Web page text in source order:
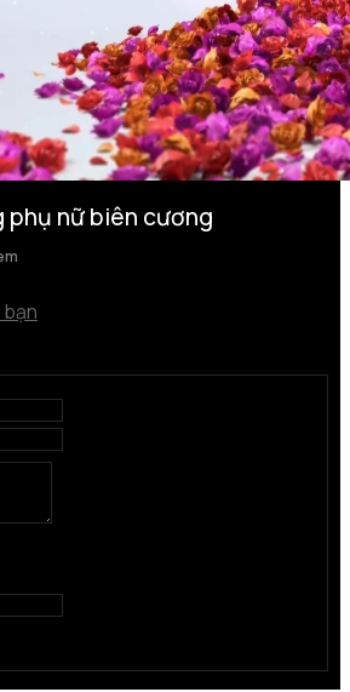
phụ nữ biên cương